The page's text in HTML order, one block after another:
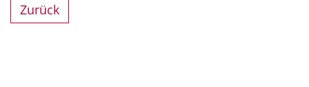
Zurück